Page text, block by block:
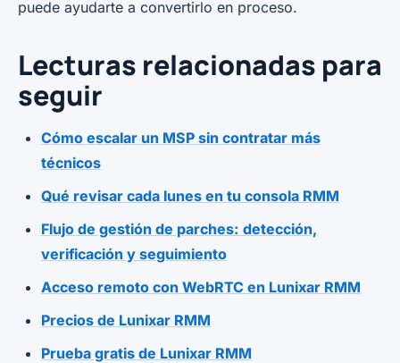
puede ayudarte a convertirlo en proceso.
Lecturas relacionadas para
seguir
Cómo escalar un MSP sin contratar más
técnicos
Qué revisar cada lunes en tu consola RMM
Flujo de gestión de parches: detección,
verificación y seguimiento
Acceso remoto con WebRTC en Lunixar RMM
Precios de Lunixar RMM
Prueba gratis de Lunixar RMM